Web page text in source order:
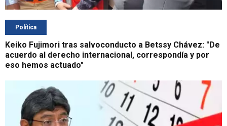
Política
Keiko Fujimori tras salvoconducto a Betssy Chávez: "De
acuerdo al derecho internacional, correspondía y por
eso hemos actuado"